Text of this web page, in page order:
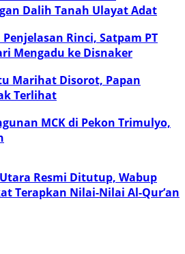
Dalih Tanah Ulayat Adat
Rinci, Satpam PT
Mengadu ke Disnaker
Marihat Disorot, Papan
Terlihat
MCK di Pekon Trimulyo,
Resmi Ditutup, Wabup
Terapkan Nilai-Nilai Al-Qur’an